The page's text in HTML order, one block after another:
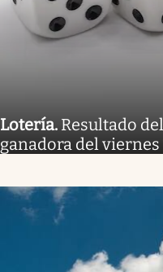
Lotería. Resultado
ganadora del viernes